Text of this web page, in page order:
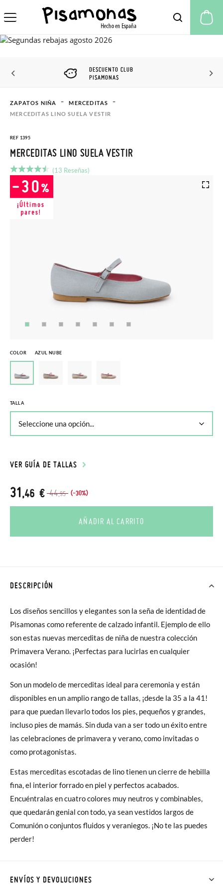
DESCUENTO CLUB
PISAMONAS
ZAPATOS NIÑA
MERCEDITAS
MERCEDITAS LINO SUELA VESTIR
REF 1395
MERCEDITAS LINO SUELA VESTIR
(13 Reseñas)
COLOR AZUL NUBE
TALLA
VER GUÍA DE TALLAS
44,95 (-30%)
31,46 €
AÑADIR AL CARRITO
DESCRIPCIÓN
Los diseños sencillos y elegantes son la seña de identidad de
Pisamonas como referente de calzado infantil. Ejemplo de ello
son estas nuevas merceditas de niña de nuestra colección
Primavera Verano. ¡Perfectas para lucirlas en cualquier
ocasión!
Son un modelo de merceditas ideal para ceremonia y están
disponibles en un amplio rango de tallas, ¡desde la 35 a la 41!
para que puedan llevarlo todos los pies, pequeños y grandes,
incluso pies de mamás. Sin duda van a ser todo un éxito entre
las celebraciones de primavera y verano, como invitadas o
como protagonistas.
Estas merceditas escotadas de lino tienen un cierre de hebilla
fina, el interior forrado en piel y perfectos acabados.
Encuéntralas en cuatro colores muy neutros y combinables,
que quedarán genial con todo, ya sean vestidos largos de
Comunión o conjuntos fluidos y veraniegos. ¡No te las puedes
perder!
ENVÍOS Y DEVOLUCIONES